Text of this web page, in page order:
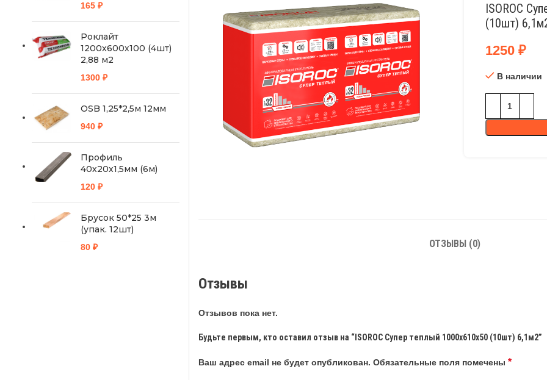
ISOROC
(10шт)
1250 ₽
В наличии
ОТЗЫВЫ (0)
Отзывы
Отзывов пока нет.
Будьте первым, кто оставил отзыв на “ISOROC Супер теплый 1000х610х50 (10шт) 6,1м2”
Ваш адрес email не будет опубликован. Обязательные поля помечены *
165 ₽
Роклайт
1200х600х100 (4шт)
2,88 м2
1300 ₽
OSB 1,25*2,5м 12мм
940 ₽
Профиль
40х20х1,5мм (6м)
120 ₽
Брусок 50*25 3м
(упак. 12шт)
80 ₽